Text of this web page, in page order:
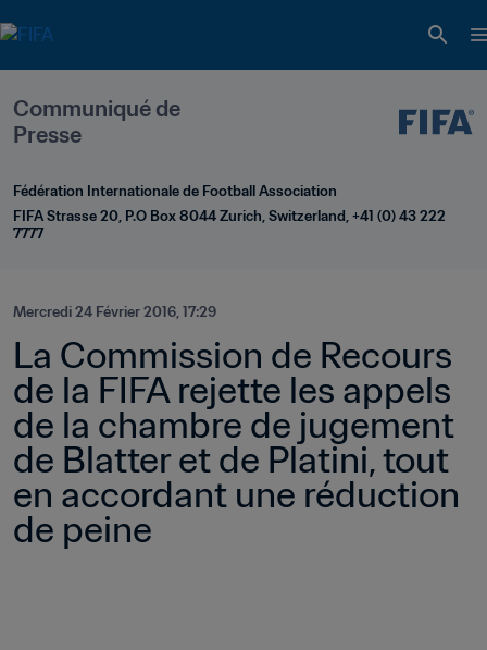
Communiqué de
Presse
Fédération Internationale de Football Association
FIFA Strasse 20, P.O Box 8044 Zurich, Switzerland, +41 (0) 43 222
7777
Mercredi 24 Février 2016, 17:29
La Commission de Recours
de la FIFA rejette les appels
de la chambre de jugement
de Blatter et de Platini, tout
en accordant une réduction
de peine